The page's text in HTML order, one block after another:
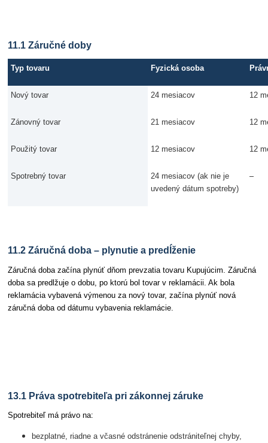
11.1 Záručné doby
Typ tovaru Fyzická osoba
Nový tovar 24 mesiacov 12
Zánovný tovar 21 mesiacov 12
Použitý tovar 12 mesiacov 12
Spotrebný tovar
24 mesiacov (ak nie je
uvedený dátum spotreby)
–
11.2 Záručná doba – plynutie a predĺženie
Záručná doba začína plynúť dňom prevzatia tovaru Kupujúcim. Záručná
doba sa predlžuje o dobu, po ktorú bol tovar v reklamácii. Ak bola
reklamácia vybavená výmenou za nový tovar, začína plynúť nová
záručná doba od dátumu vybavenia reklamácie.
13.1 Práva spotrebiteľa pri zákonnej záruke
Spotrebiteľ má právo na:
bezplatné, riadne a včasné odstránenie odstrániteľnej chyby,